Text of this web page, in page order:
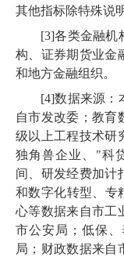
其他指标除特殊说
[3]各类金融机
构、证券期货业金
和地方金融组织。
[4]数据来源：
自市发改委；教育
级以上工程技术研
独角兽企业、"科
间、研发经费加计
和数字化转型、专
心等数据来自市工
市公安局；低保
局；财政数据来自